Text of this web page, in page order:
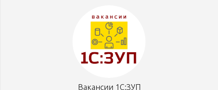
Вакансии 1С:ЗУП